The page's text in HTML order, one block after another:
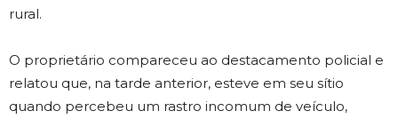
rural.
O proprietário compareceu ao destacamento policial e
relatou que, na tarde anterior, esteve em seu sítio
quando percebeu um rastro incomum de veículo,